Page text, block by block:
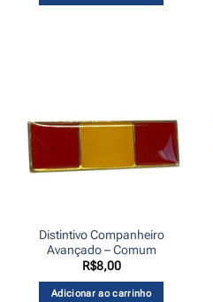
Distintivo Companheiro
Avançado – Comum
R$8,00
Adicionar ao carrinho